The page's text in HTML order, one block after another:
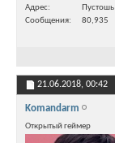
Адрес
Пустошь
Сообщения
80,935
21.06.2018, 00:42
Komandarm
Открытый геймер